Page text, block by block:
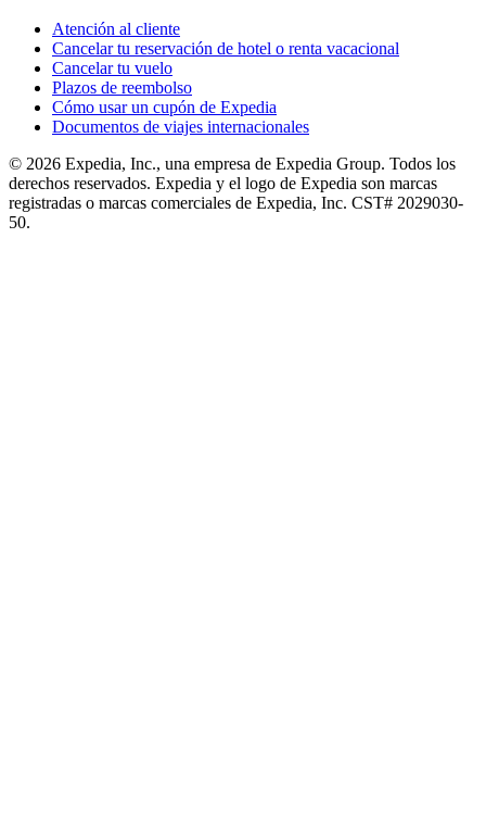
Atención al cliente
Cancelar tu reservación de hotel o renta vacacional
Cancelar tu vuelo
Plazos de reembolso
Cómo usar un cupón de Expedia
Documentos de viajes internacionales
© 2026 Expedia, Inc., una empresa de Expedia Group. Todos los
derechos reservados. Expedia y el logo de Expedia son marcas
registradas o marcas comerciales de Expedia, Inc. CST# 2029030-
50.